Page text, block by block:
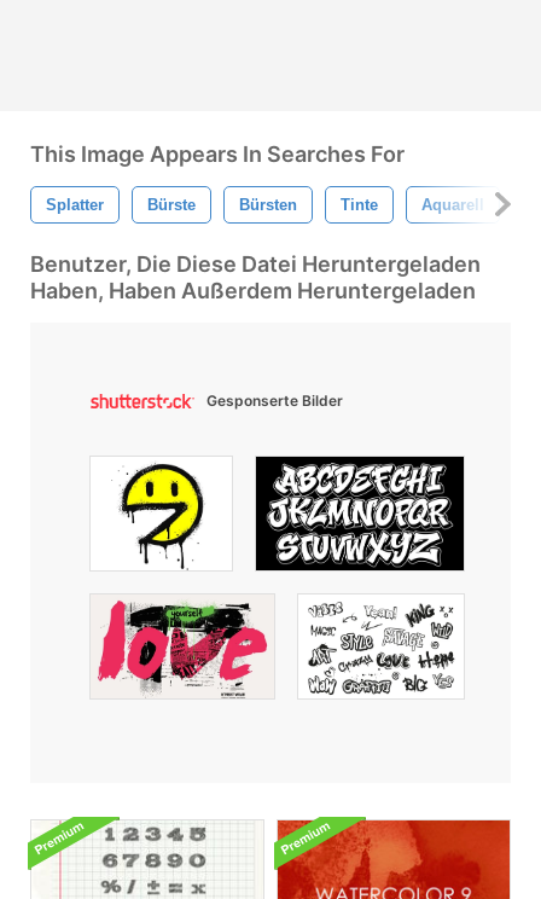
This Image Appears In Searches For
Splatter Bürste Bürsten Tinte Aquarell
Benutzer, Die Diese Datei Heruntergeladen
Haben, Haben Außerdem Heruntergeladen
Gesponserte Bilder